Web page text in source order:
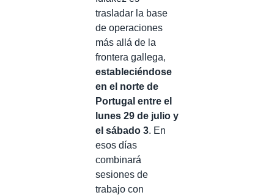
trasladar la base
de operaciones
más allá de la
frontera gallega,
estableciéndose
en el norte de
Portugal entre el
lunes 29 de julio y
el sábado 3. En
esos días
combinará
sesiones de
trabajo con